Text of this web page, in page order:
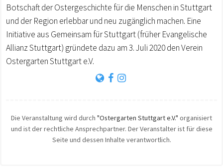
Botschaft der Ostergeschichte für die Menschen in Stuttgart
und der Region erlebbar und neu zugänglich machen. Eine
Initiative aus Gemeinsam für Stuttgart (früher Evangelische
Allianz Stuttgart) gründete dazu am 3. Juli 2020 den Verein
Ostergarten Stuttgart e.V.
Die Veranstaltung wird durch "Ostergarten Stuttgart e.V." organisiert
und ist der rechtliche Ansprechpartner. Der Veranstalter ist für diese
Seite und dessen Inhalte verantwortlich.